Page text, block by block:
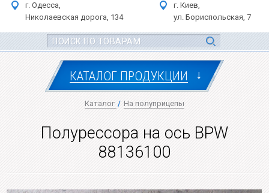
г. Одесса,
Николаевская дорога, 134
г. Киев,
ул. Бориспольская, 7
КАТАЛОГ ПРОДУКЦИИ ↓
Каталог / На полуприцепы
Полурессора на ось BPW
88136100